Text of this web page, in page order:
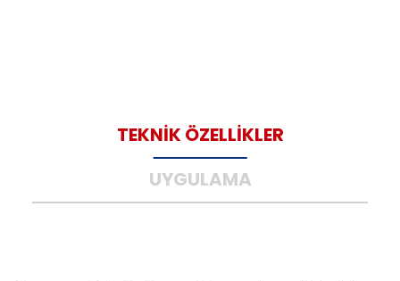
TEKNİK ÖZELLİKLER
UYGULAMA